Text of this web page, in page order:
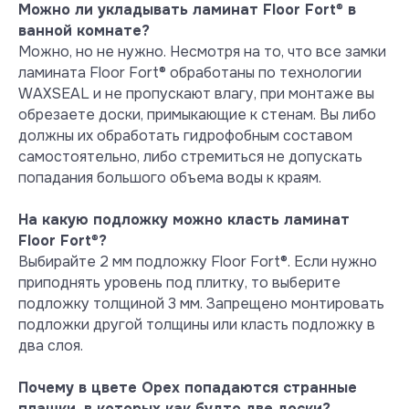
Можно ли укладывать ламинат Floor Fort® в
ванной комнате?
Можно, но не нужно. Несмотря на то, что все замки
ламината Floor Fort® обработаны по технологии
WAXSEAL и не пропускают влагу, при монтаже вы
обрезаете доски, примыкающие к стенам. Вы либо
должны их обработать гидрофобным составом
самостоятельно, либо стремиться не допускать
попадания большого объема воды к краям.
На какую подложку можно класть ламинат
Floor Fort®?
Выбирайте 2 мм подложку Floor Fort®. Если нужно
приподнять уровень под плитку, то выберите
подложку толщиной 3 мм. Запрещено монтировать
подложки другой толщины или класть подложку в
два слоя.
Почему в цвете Орех попадаются странные
правилами укладки и гарантийными
правилами производителя. Это
поможет избежать непредвиденных
ситуаций и предотвратить ненужные
хлопоты. Помните, что Floor
Fort® всегда готов поддержать своих
покупателей консультационно: для
этого работает горячая линия
поддержки технологом по
телефону +7 (495) 363-88-64. Для
монтаж, на каждой пачке
ламината Floor Fort® также размещена
подробная инструкция по укладке.
Памятка
покупателя
по палубной укладке